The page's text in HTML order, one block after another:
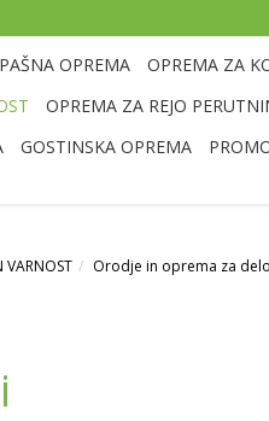
PAŠNA OPREMA OPREMA ZA
OPREMA ZA REJO
GOSTINSKA OPREMA
VARNOST Orodje in oprema za delo